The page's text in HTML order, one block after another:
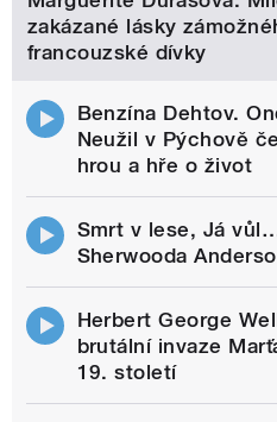
zakázané lásky
francouzské dívky
Benzína Dehtov.
Neužil v Pýchově
hrou a hře o život
Smrt v lese, Já
Sherwooda
Herbert George
brutální invaze
19. století